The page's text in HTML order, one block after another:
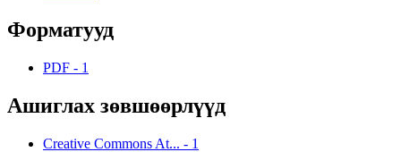
Форматууд
PDF - 1
Ашиглах зөвшөөрлүүд
Creative Commons At... - 1